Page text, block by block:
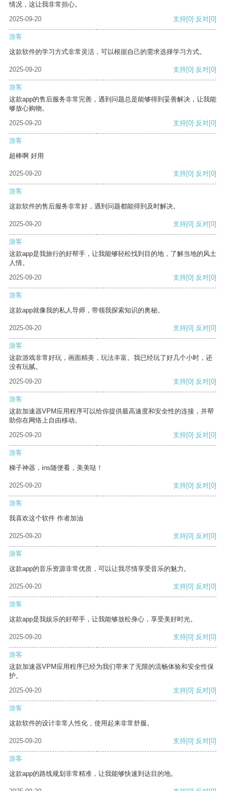
情况，这让我非常担心。
2025-09-20
支持[0] 反对[0]
游客
这款软件的学习方式非常灵活，可以根据自己的需求选择学习方式。
2025-09-20 支持[0] 反对[0]
游客
这款app的售后服务非常完善，遇到问题总是能够得到妥善解决，让我能
够放心购物。
2025-09-20
支持[0] 反对[0]
游客
超棒啊 好用
2025-09-20 支持[0] 反对[0]
游客
这款软件的售后服务非常好，遇到问题都能得到及时解决。
2025-09-20 支持[0] 反对[0]
游客
这款app是我旅行的好帮手，让我能够轻松找到目的地，了解当地的风土
人情。
2025-09-20
支持[0] 反对[0]
游客
这款app就像我的私人导师，带领我探索知识的奥秘。
2025-09-20 支持[0] 反对[0]
游客
这款游戏非常好玩，画面精美，玩法丰富。我已经玩了好几个小时，还
没有玩腻。
2025-09-20
支持[0] 反对[0]
游客
这款加速器VPM应用程序可以给你提供最高速度和安全性的连接，并帮
助你在网络上自由移动。
2025-09-20
支持[0] 反对[0]
游客
梯子神器，ins随便看，美美哒！
2025-09-20 支持[0] 反对[0]
游客
我喜欢这个软件 作者加油
2025-09-20 支持[0] 反对[0]
游客
这款app的音乐资源非常优质，可以让我尽情享受音乐的魅力。
2025-09-20 支持[0] 反对[0]
游客
这款app是我娱乐的好帮手，让我能够放松身心，享受美好时光。
2025-09-20 支持[0] 反对[0]
游客
这款加速器VPM应用程序已经为我们带来了无限的流畅体验和安全性保
护。
2025-09-20
支持[0] 反对[0]
游客
这款软件的设计非常人性化，使用起来非常舒服。
2025-09-20 支持[0] 反对[0]
游客
这款app的路线规划非常精准，让我能够快速到达目的地。